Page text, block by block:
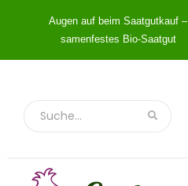
Augen auf beim Saatgutkauf –
samenfestes Bio-Saatgut